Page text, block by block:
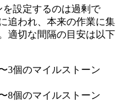
設定するのは過剰で
追われ、本来の作業に集
適切な間隔の目安は以下
〜3個のマイルストーン
〜8個のマイルストーン